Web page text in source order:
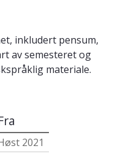
inkludert pensum,
av semesteret og
materiale.
2021